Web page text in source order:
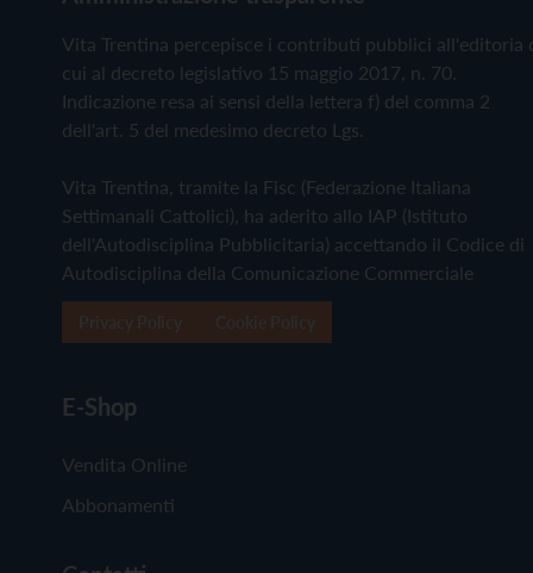
Vita Trentina percepisce i contributi pubblici all'editoria
cui al decreto legislativo 15 maggio 2017, n. 70.
Indicazione resa ai sensi della lettera f) del comma 2
dell'art. 5 del medesimo decreto Lgs.
Vita Trentina, tramite la Fisc (Federazione Italiana
Settimanali Cattolici), ha aderito allo IAP (Istituto
dell'Autodisciplina Pubblicitaria) accettando il Codice di
Autodisciplina della Comunicazione Commerciale
E-Shop
Vendita Online
Abbonamenti